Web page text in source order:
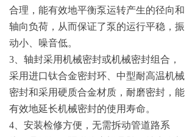
合理，能有效地平衡泵运转产生的径向和
轴向负荷，从而保证了泵的运行平稳，振
动小、噪音低。
3、轴封采用机械密封或机械密封组合，
采用进口钛合金密封环、中型耐高温机械
密封和采用硬质合金材质，耐磨密封，能
有效地延长机械密封的使用寿命。
4、安装检修方便，无需拆动管道路系